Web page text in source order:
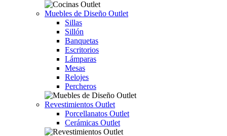
Muebles de Diseño Outlet
Sillas
Sillón
Banquetas
Escritorios
Lámparas
Mesas
Relojes
Percheros
Revestimientos Outlet
Porcellanatos Outlet
Cerámicas Outlet